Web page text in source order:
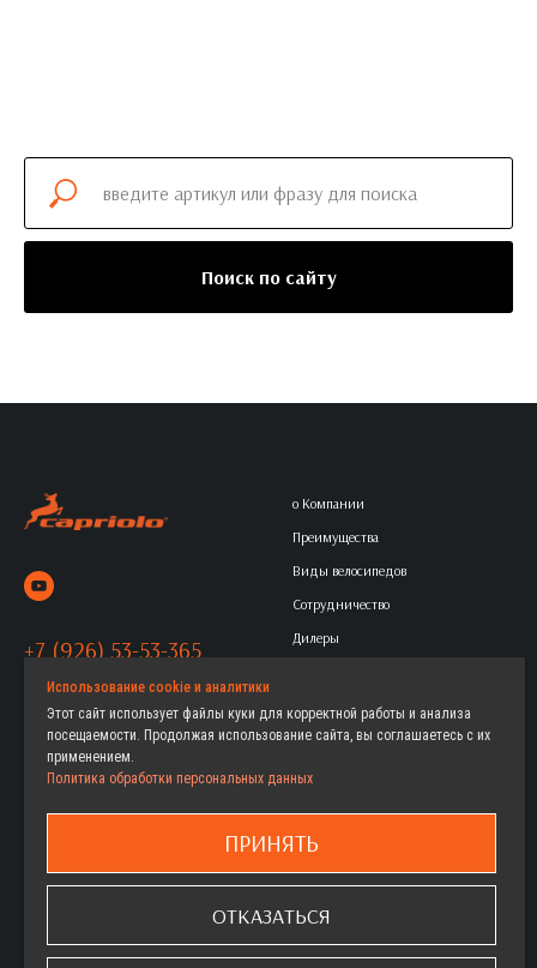
Поиск по сайту
+7 (926) 53-53-365
Политика обработки
персональных данных
о Компании
Преимущества
Виды велосипедов
Сотрудничество
Дилеры
Горные
Детские
Шоссейные
Женские велосипеды
Как выбрать
Где купить
Гарантия
Сервис
Использование cookie и аналитики
Этот сайт использует файлы куки для корректной работы и анализа
посещаемости. Продолжая использование сайта, вы соглашаетесь с их
применением.
Политика обработки персональных данных
ПРИНЯТЬ
ОТКАЗАТЬСЯ